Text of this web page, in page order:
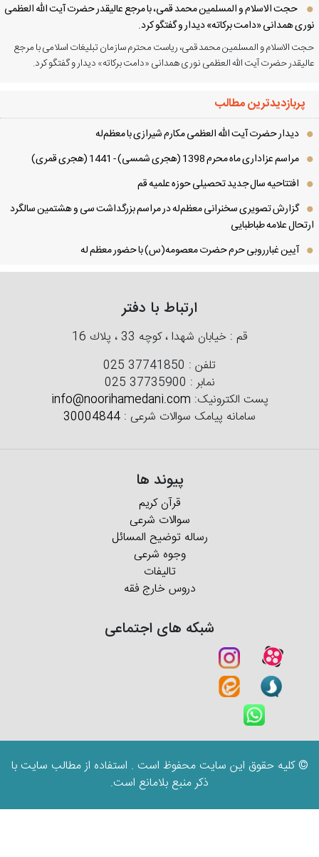
حجت الاسلام و المسلمین محمد قمی، با مرجع عالیقدر حضرت آیت الله العظمی
همدانی «دامت برکاته» دیدار و گفتگو کرد.
الاسلام و المسلمین محمد قمی، ریاست محترم سازمان تبلیغات اسلامی با مرجع
حضرت آیت الله العظمی نوری همدانی «دامت برکاته» دیدار و گفتگو کرد.
پربازدیدترین مطالب
دیدار حضرت آیت الله العظمی مكارم شیرازی با معظم‌له
مراسم عزاداری ماه محرم 1398 (هجری شمسی) - 1441 (هجری قمری)
افتتاحیه سال جدید تحصیلی حوزه علمیه قم
گزارش تصویری سخنرانی معظم‌له در مراسم بزرگداشت سی و هشتمین سالگرد
علامه طباطبایی
آیین غبارروبی حرم حضرت معصومه(س) با حضور معظم له
ارتباط با دفتر
قم : خیابان شهدا ، كوچه 33 ، پلاك 16
تلفن :025 37741850
نمابر :025 37735900
پست الکترونیک:info@noorihamedani.com
سامانه پیامک سوالات شرعی : 30004844
پیوند ها
قرآن کریم
سوالات شرعی
رساله توضیح المسائل
وجوه شرعی
تالیفات
دروس خارج فقه
شبکه های اجتماعی
© کلیه حقوق این سایت محفوظ است . استفاده از مطالب سایت با
ذکر منبع بلامانع است.